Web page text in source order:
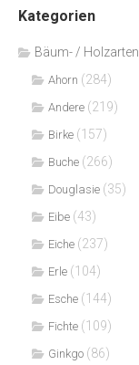
Kategorien
Bäum- / Holzarten
Ahorn (284)
Andere (219)
Birke (157)
Buche (266)
Douglasie (35)
Eibe (43)
Eiche (237)
Erle (104)
Esche (144)
Fichte (109)
Ginkgo (86)